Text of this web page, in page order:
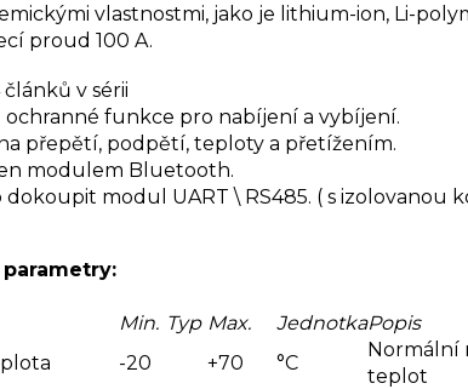
vlastnostmi, jako je lithium-ion, Li-
proud 100 A.
v sérii
ochranné funkce pro nabíjení a vybíjení.
přepětí, podpětí, teploty a přetížením.
modulem Bluetooth.
dokoupit modul UART \ RS485. ( s izolovanou
Min. Typ Max. JednotkaPopis
-20 +70 °C
Normální
teplot